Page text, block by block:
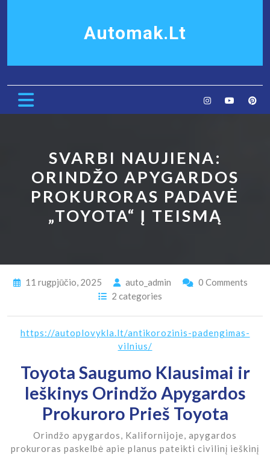
Automak.lt
Open
SVARBI NAUJIENA:
ORINDŽO APYGARDOS
PROKURORAS PADAVĖ
„TOYOTA“ Į TEISMĄ
11 rugpjūčio, 2025 auto_admin
0 Comments
2 categories
https://autoplovykla.lt/antikorozinis-padengimas-
vilnius/
Toyota Saugumo Klausimai ir
Ieškinys Orindžo Apygardos
Prokuroro Prieš Toyota
Orindžo apygardos, Kalifornijoje, apygardos
prokuroras paskelbė apie planus pateikti civilinį ieškinį